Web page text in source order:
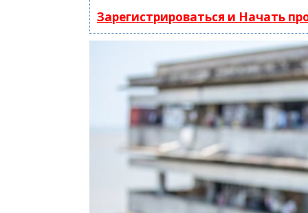
Зарегистрироваться и Начать